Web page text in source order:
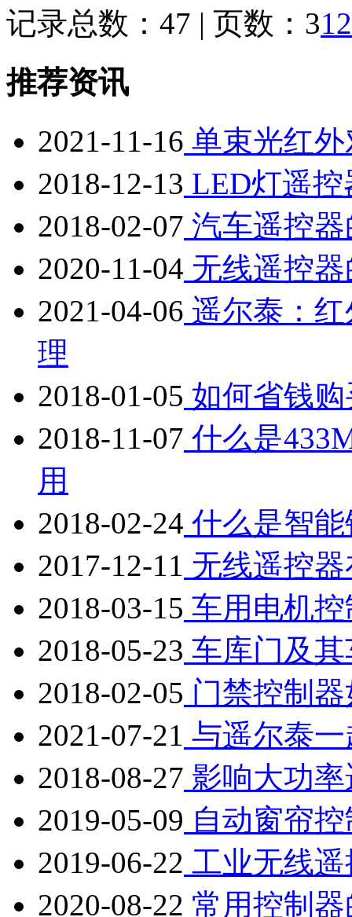
记录总数：47 | 页数：312
推荐资讯
2021-11-16 单束光红
2018-12-13 LED灯遥
2018-02-07 汽车遥控
2020-11-04 无线遥控
2021-04-06 遥尔泰：
理
2018-01-05 如何省钱
2018-11-07 什么是
用
2018-02-24 什么是智
2017-12-11 无线遥控
2018-03-15 车用电机
2018-05-23 车库门及
2018-02-05 门禁控制
2021-07-21 与遥尔泰
2018-08-27 影响大功
2019-05-09 自动窗帘
2019-06-22 工业无线
2020-08-22 常用控制